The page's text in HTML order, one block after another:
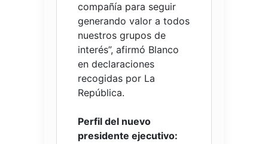
compañía para seguir
generando valor a todos
nuestros grupos de
interés”, afirmó Blanco
en declaraciones
recogidas por La
República.
Perfil del nuevo
presidente ejecutivo: